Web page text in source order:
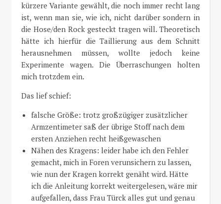
kürzere Variante gewählt, die noch immer recht lang
ist, wenn man sie, wie ich, nicht darüber sondern in
die Hose/den Rock gesteckt tragen will. Theoretisch
hätte ich hierfür die Taillierung aus dem Schnitt
herausnehmen müssen, wollte jedoch keine
Experimente wagen. Die Überraschungen holten
mich trotzdem ein.
Das lief schief:
falsche Größe: trotz großzügiger zusätzlicher
Armzentimeter saß der übrige Stoff nach dem
ersten Anziehen recht heißgewaschen
Nähen des Kragens: leider habe ich den Fehler
gemacht, mich in Foren verunsichern zu lassen,
wie nun der Kragen korrekt genäht wird. Hätte
ich die Anleitung korrekt weitergelesen, wäre mir
aufgefallen, dass Frau Türck alles gut und genau